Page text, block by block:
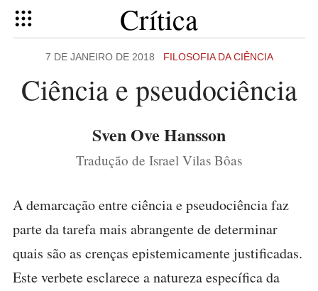
Crítica
7 DE JANEIRO DE 2018 FILOSOFIA DA CIÊNCIA
Ciência e pseudociência
Sven Ove Hansson
Tradução de Israel Vilas Bôas
A demarcação entre ciência e pseudociência faz
parte da tarefa mais abrangente de determinar
quais são as crenças epistemicamente justificadas.
Este verbete esclarece a natureza específica da